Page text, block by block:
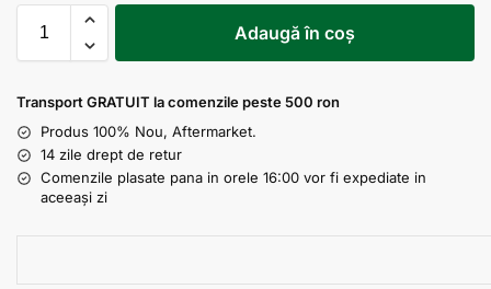
Adaugă în coș
Transport GRATUIT la comenzile peste 500 ron
Produs 100% Nou, Aftermarket.
14 zile drept de retur
Comenzile plasate pana in orele 16:00 vor fi expediate in
aceeași zi